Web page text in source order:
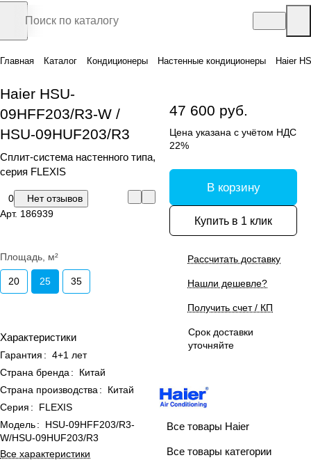
Главная Каталог Кондиционеры Настенные кондиционеры Haier
Haier HSU-
09HFF203/R3-W /
HSU-09HUF203/R3
Сплит-система настенного типа,
серия FLEXIS
0
Нет отзывов
Арт. 186939
Площадь, м²
20 25 35
Характеристики
Гарантия : 4+1 лет
Страна бренда :
Китай
Страна производства :
Китай
Серия :
FLEXIS
Модель:
HSU-09HFF203/R3-
W/HSU-09HUF203/R3
Все характеристики
47 600 руб.
Цена указана с учётом НДС
22%
В корзину
Купить в 1 клик
Рассчитать доставку
Нашли дешевле?
Получить счет / КП
Срок доставки
уточняйте
Все товары Haier
Все товары категории